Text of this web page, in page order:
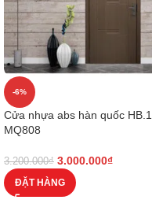
-6%
Cửa nhựa abs hàn quốc
MQ808
3.200.000₫ 3.000.000₫
ĐẶT HÀNG